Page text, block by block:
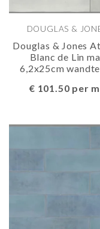
DOUGLAS &
Douglas & Jones
Blanc de Lin
6,2x25cm
€ 101.50 per m